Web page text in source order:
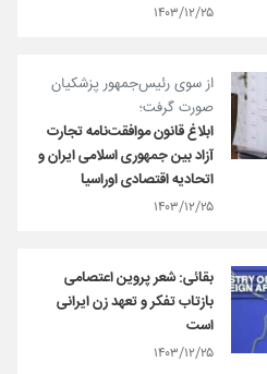
۱۴۰۳/۱۲/۲۵
از سوی رئیس‌جمهور پزشکیان
صورت گرفت؛
ابلاغ قانون موافقت‌نامه تجارت
آزاد بین جمهوری اسلامی ایران و
اتحادیه اقتصادی اوراسیا
۱۴۰۳/۱۲/۲۵
بقائی: شعر پروین اعتصامی
بازتاب تفکر و تعهد زن ایرانی
است
۱۴۰۳/۱۲/۲۵